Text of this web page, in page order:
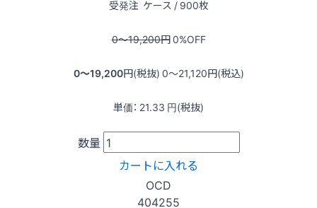
受発注 ケース / 900枚
0〜19,200円0%OFF
0〜19,200円(税抜) 0〜21,120円(税込)
単価： 21.33 円(税抜)
数量
カートに入れる
OCD
404255